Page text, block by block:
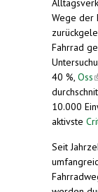
Wege der
Fahrrad
40 %, Oss
10.000
aktivste
Seit